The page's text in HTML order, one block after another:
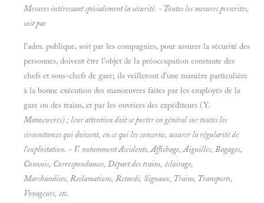
Mesures intéressant spécialement la sécurité. - Toutes les mesures prescrites,
soit par
l'adm. publique, soit par les compagnies, pour assurer la sécurité des
personnes, doivent être l'objet de la préoccupation constante des
chefs et sous-chefs de gare; ils veilleront d'une manière particulière
à la bonne exécution des manoeuvres faites par les employés de la
gare ou des trains, et par les ouvriers des expéditeurs (Y.
Manoeuvres) ; leur attention doit se porter en général sur toutes les
circonstances qui doivent, en ce qui les concerne, assurer la régularité de
l'exploitation. - V. notammentAccidents, Affichage, Aiguilles, Bagages,
Convois, Correspondances, Départ des trains, éclairage,
Marchandises, Reclamations, Retards, Signaux, Trains, Transports,
Voyageurs, etc.